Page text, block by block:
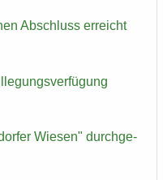
Ab­schluss er­reicht
Wie­sen" durch­ge­